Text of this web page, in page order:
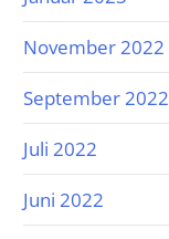
November 2022
September 2022
Juli 2022
Juni 2022